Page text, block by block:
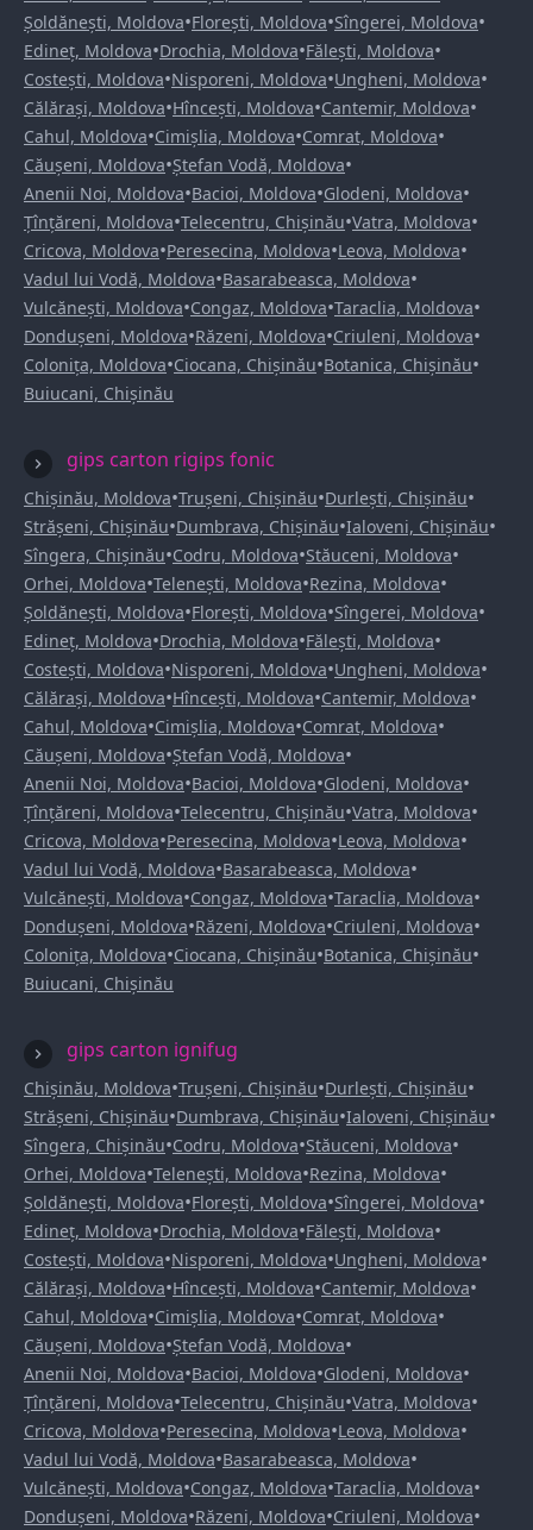
Șoldănești, Moldova•Florești, Moldova•Sîngerei, Moldova•
Edineț, Moldova•Drochia, Moldova•Fălești, Moldova•
Costești, Moldova•Nisporeni, Moldova•Ungheni, Moldova•
Călărași, Moldova•Hîncești, Moldova•Cantemir, Moldova•
Cahul, Moldova•Cimișlia, Moldova•Comrat, Moldova•
Căușeni, Moldova•Ștefan Vodă, Moldova•
Anenii Noi, Moldova•Bacioi, Moldova•Glodeni, Moldova•
Țînțăreni, Moldova•Telecentru, Chișinău•Vatra, Moldova•
Cricova, Moldova•Peresecina, Moldova•Leova, Moldova•
Vadul lui Vodă, Moldova•Basarabeasca, Moldova•
Vulcănești, Moldova•Congaz, Moldova•Taraclia, Moldova•
Dondușeni, Moldova•Răzeni, Moldova•Criuleni, Moldova•
Colonița, Moldova•Ciocana, Chișinău•Botanica, Chișinău•
Buiucani, Chișinău
gips carton rigips fonic
Chișinău, Moldova•Trușeni, Chișinău•Durlești, Chișinău•
Strășeni, Chișinău•Dumbrava, Chișinău•Ialoveni, Chișinău•
Sîngera, Chișinău•Codru, Moldova•Stăuceni, Moldova•
Orhei, Moldova•Telenești, Moldova•Rezina, Moldova•
Șoldănești, Moldova•Florești, Moldova•Sîngerei, Moldova•
Edineț, Moldova•Drochia, Moldova•Fălești, Moldova•
Costești, Moldova•Nisporeni, Moldova•Ungheni, Moldova•
Călărași, Moldova•Hîncești, Moldova•Cantemir, Moldova•
Cahul, Moldova•Cimișlia, Moldova•Comrat, Moldova•
Căușeni, Moldova•Ștefan Vodă, Moldova•
Anenii Noi, Moldova•Bacioi, Moldova•Glodeni, Moldova•
Țînțăreni, Moldova•Telecentru, Chișinău•Vatra, Moldova•
Cricova, Moldova•Peresecina, Moldova•Leova, Moldova•
Vadul lui Vodă, Moldova•Basarabeasca, Moldova•
Vulcănești, Moldova•Congaz, Moldova•Taraclia, Moldova•
Dondușeni, Moldova•Răzeni, Moldova•Criuleni, Moldova•
Colonița, Moldova•Ciocana, Chișinău•Botanica, Chișinău•
Buiucani, Chișinău
gips carton ignifug
Chișinău, Moldova•Trușeni, Chișinău•Durlești, Chișinău•
Strășeni, Chișinău•Dumbrava, Chișinău•Ialoveni, Chișinău•
Sîngera, Chișinău•Codru, Moldova•Stăuceni, Moldova•
Orhei, Moldova•Telenești, Moldova•Rezina, Moldova•
Șoldănești, Moldova•Florești, Moldova•Sîngerei, Moldova•
Edineț, Moldova•Drochia, Moldova•Fălești, Moldova•
Costești, Moldova•Nisporeni, Moldova•Ungheni, Moldova•
Călărași, Moldova•Hîncești, Moldova•Cantemir, Moldova•
Cahul, Moldova•Cimișlia, Moldova•Comrat, Moldova•
Căușeni, Moldova•Ștefan Vodă, Moldova•
Anenii Noi, Moldova•Bacioi, Moldova•Glodeni, Moldova•
Țînțăreni, Moldova•Telecentru, Chișinău•Vatra, Moldova•
Cricova, Moldova•Peresecina, Moldova•Leova, Moldova•
Vadul lui Vodă, Moldova•Basarabeasca, Moldova•
Vulcănești, Moldova•Congaz, Moldova•Taraclia, Moldova•
Dondușeni, Moldova•Răzeni, Moldova•Criuleni, Moldova•